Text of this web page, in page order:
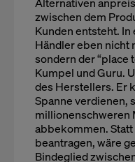
zwischen dem
Kunden entsteht.
Händler eben nicht
sondern der “place
Kumpel und Guru.
des Herstellers. Er
Spanne verdienen,
millionenschweren
abbekommen.
beantragen, wäre
Bindeglied